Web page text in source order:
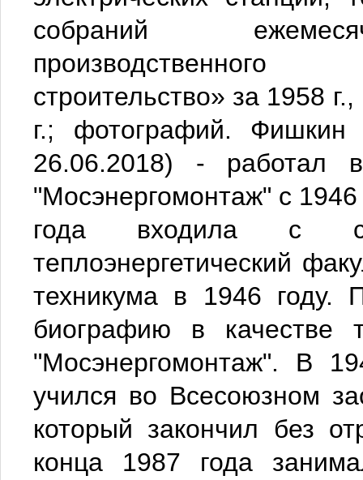
собраний
строительство» за 1958
г.; фотографий.
26.06.2018) - работал
"Мосэнергомонтаж" с 1946
года входила с
теплоэнергетический
техникума в 1946 году.
биографию в качестве
"Мосэнергомонтаж". В
учился во Всесоюзном
который закончил без
конца 1987 года